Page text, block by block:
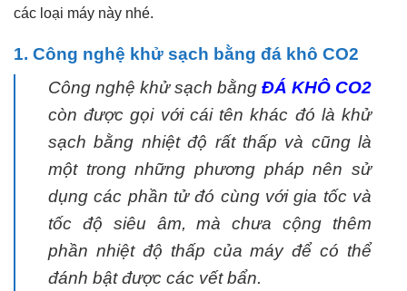
các loại máy này nhé.
1. Công nghệ khử sạch bằng đá khô CO2
Công nghệ khử sạch bằng ĐÁ KHÔ CO2
còn được gọi với cái tên khác đó là khử
sạch bằng nhiệt độ rất thấp và cũng là
một trong những phương pháp nên sử
dụng các phần tử đó cùng với gia tốc và
tốc độ siêu âm, mà chưa cộng thêm
phần nhiệt độ thấp của máy để có thể
đánh bật được các vết bẩn.